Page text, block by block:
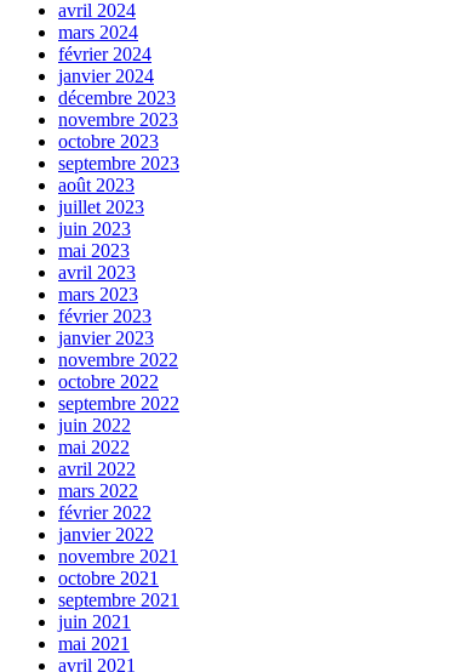
avril 2024
mars 2024
février 2024
janvier 2024
décembre 2023
novembre 2023
octobre 2023
septembre 2023
août 2023
juillet 2023
juin 2023
mai 2023
avril 2023
mars 2023
février 2023
janvier 2023
novembre 2022
octobre 2022
septembre 2022
juin 2022
mai 2022
avril 2022
mars 2022
février 2022
janvier 2022
novembre 2021
octobre 2021
septembre 2021
juin 2021
mai 2021
avril 2021